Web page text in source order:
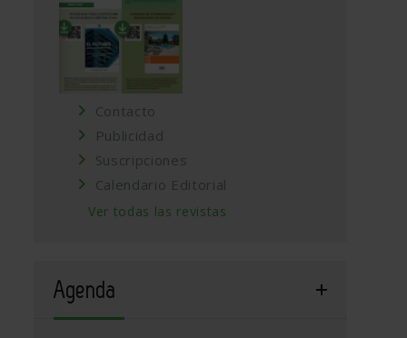
Contacto
Publicidad
Suscripciones
Calendario Editorial
Ver todas las revistas
Agenda